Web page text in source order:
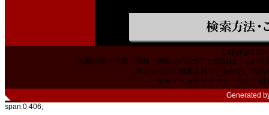
Copyright
掲載内容の文章・価格・画像その他全ての情報は、その
本ショップに掲載されている社名、商
当サイトはリンクフリーです。相
Generated
span:0.406;